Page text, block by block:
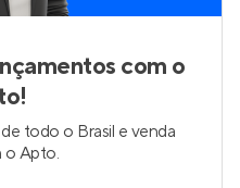
com o
todo o Brasil e venda
o Apto.